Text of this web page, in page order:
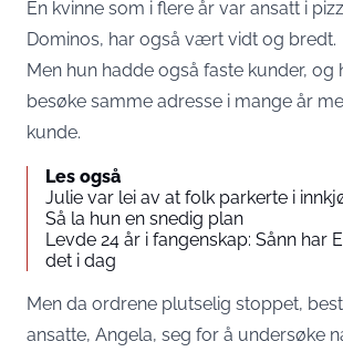
En kvinne som i flere år var ansatt i
Dominos, har også vært vidt og bredt.
Men hun hadde også faste kunder, og
besøke samme adresse i mange år
kunde.
Les også
Julie var lei av at folk parkerte i
Så la hun en snedig plan
Levde 24 år i fangenskap: Sånn har
det i dag
Men da ordrene plutselig stoppet,
ansatte, Angela, seg for å undersøke